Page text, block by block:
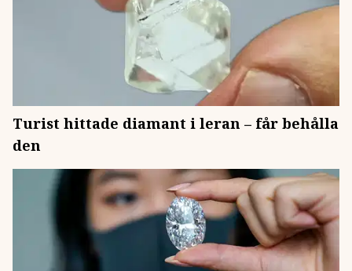
Turist hittade diamant i leran – får behålla
den